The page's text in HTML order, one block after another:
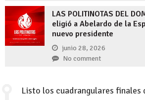
LAS POLITINOTAS DEL
eligió a Abelardo de la
nuevo presidente
junio 28, 2026
No comment
Listo los cuadrangulares finales